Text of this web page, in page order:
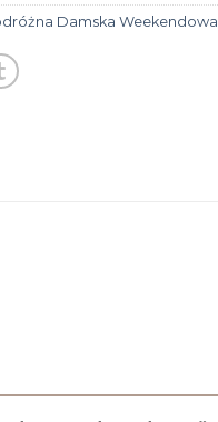
Damska Weekendowa